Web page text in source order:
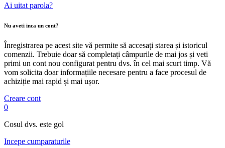
Ai uitat parola?
Nu aveti inca un cont?
Înregistrarea pe acest site vă permite să accesați starea și istoricul
comenzii. Trebuie doar să completați câmpurile de mai jos și veti
primi un cont nou configurat pentru dvs. în cel mai scurt timp. Vă
vom solicita doar informațiile necesare pentru a face procesul de
achiziție mai rapid și mai ușor.
Creare cont
0
Cosul dvs. este gol
Incepe cumparaturile